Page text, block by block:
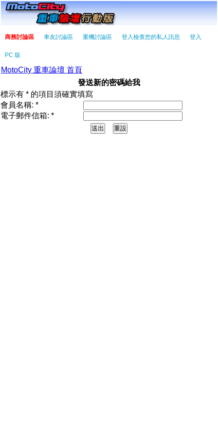
商務討論區 車友討論區 重機討論區 登入檢查您的私人訊息 登入
PC 版
MotoCity 重車論壇 首頁
發送新的密碼給我
標示有 * 的項目須確實填寫
會員名稱: *
電子郵件信箱: *